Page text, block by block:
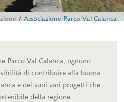
Associazione Parco Val Calanca
Parco Val Calanca, ognuno
di contribuire alla buona
e dei suoi vari progetti che
della regione.